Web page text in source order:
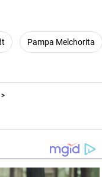
Pampa Melchorita